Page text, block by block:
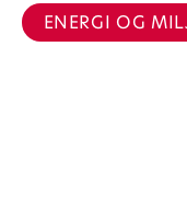
ENERGI OG